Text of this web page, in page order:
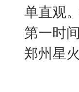
单直观
第一时
郑州星